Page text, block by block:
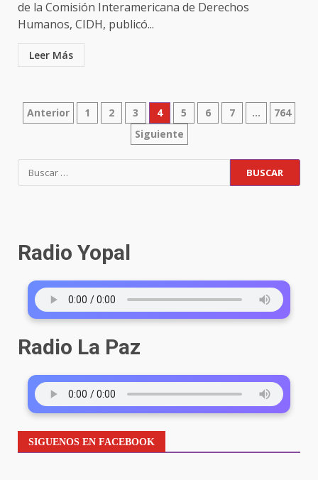
de la Comisión Interamericana de Derechos
Humanos, CIDH, publicó...
Leer Más
Anterior 1 2 3 4 5 6 7 …
764
Siguiente
Radio Yopal
Radio La Paz
SIGUENOS EN FACEBOOK